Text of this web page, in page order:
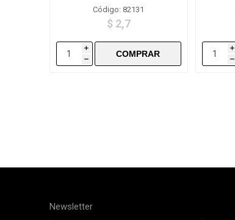
Código: 82131
$ 2,7
i
h
i
h
Newsletter